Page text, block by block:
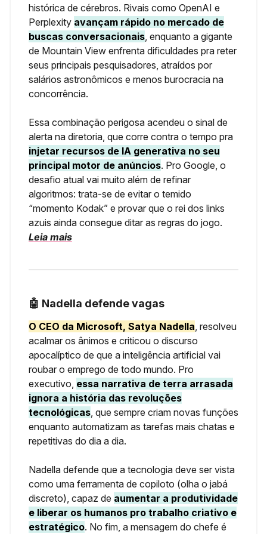
histórica de cérebros. Rivais como OpenAI e
Perplexity avançam rápido no mercado de
buscas conversacionais , enquanto a gigante
de Mountain View enfrenta dificuldades pra reter
seus principais pesquisadores, atraídos por
salários astronômicos e menos burocracia na
concorrência.
Essa combinação perigosa acendeu o sinal de
alerta na diretoria, que corre contra o tempo pra
injetar recursos de IA generativa no seu
principal motor de anúncios. Pro Google, o
desafio atual vai muito além de refinar
algoritmos: trata-se de evitar o temido
“momento Kodak” e provar que o rei dos links
azuis ainda consegue ditar as regras do jogo.
Leia mais
🤖 Nadella defende vagas
O CEO da Microsoft, Satya Nadella , resolveu
acalmar os ânimos e criticou o discurso
apocalíptico de que a inteligência artificial vai
roubar o emprego de todo mundo. Pro
executivo, essa narrativa de terra arrasada
ignora a história das revoluções
tecnológicas , que sempre criam novas funções
enquanto automatizam as tarefas mais chatas e
repetitivas do dia a dia.
Nadella defende que a tecnologia deve ser vista
como uma ferramenta de copiloto (olha o jabá
discreto), capaz de aumentar a produtividade
e liberar os humanos pro trabalho criativo e
estratégico. No fim, a mensagem do chefe é